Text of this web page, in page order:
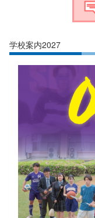
学校案内2027